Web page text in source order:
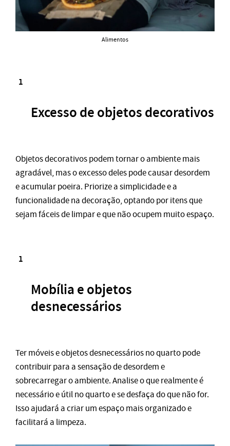
Alimentos
Excesso de objetos decorativos
Objetos decorativos podem tornar o ambiente mais
agradável, mas o excesso deles pode causar desordem
e acumular poeira. Priorize a simplicidade e a
funcionalidade na decoração, optando por itens que
sejam fáceis de limpar e que não ocupem muito espaço.
Mobília e objetos
desnecessários
Ter móveis e objetos desnecessários no quarto pode
contribuir para a sensação de desordem e
sobrecarregar o ambiente. Analise o que realmente é
necessário e útil no quarto e se desfaça do que não for.
Isso ajudará a criar um espaço mais organizado e
facilitará a limpeza.